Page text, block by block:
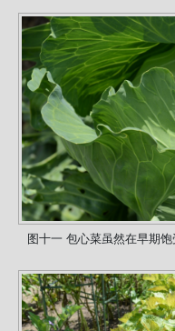
图十一 包心菜虽然在早期饱